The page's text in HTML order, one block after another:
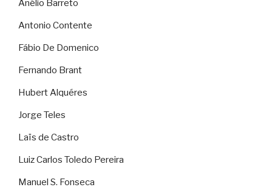
Anélio Barreto
Antonio Contente
Fábio De Domenico
Fernando Brant
Hubert Alquéres
Jorge Teles
Laïs de Castro
Luiz Carlos Toledo Pereira
Manuel S. Fonseca